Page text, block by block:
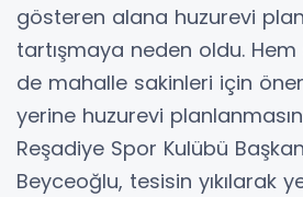
gösteren alana huzurevi
tartışmaya neden oldu.
de mahalle sakinleri için
yerine huzurevi
Reşadiye Spor Kulübü
Beyceoğlu, tesisin yıkılarak